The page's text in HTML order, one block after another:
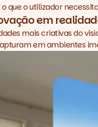
que o utilizador
em
mais criativas do
em ambientes